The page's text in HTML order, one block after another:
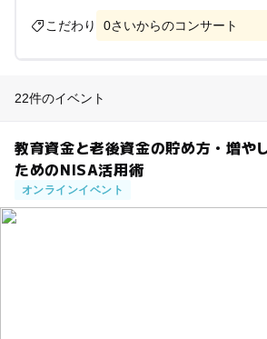
こだわり 0さいからのコンサート
22件のイベント
教育資金と老後資金の貯め方・増や
ためのNISA活用術
オンラインイベント